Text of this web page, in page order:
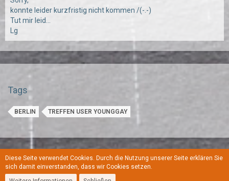
konnte leider kurzfristig nicht kommen /(-.-)
Tut mir leid...
Lg
Tags
BERLIN TREFFEN USER YOUNGGAY
Regeln Datenschutzerklärung Kontakt
Diese Seite verwendet Cookies. Durch die Nutzung unserer Seite erklären Sie
sich damit einverstanden, dass wir Cookies setzen.